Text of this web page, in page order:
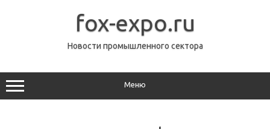
fox-expo.ru
Новости промышленного сектора
Меню